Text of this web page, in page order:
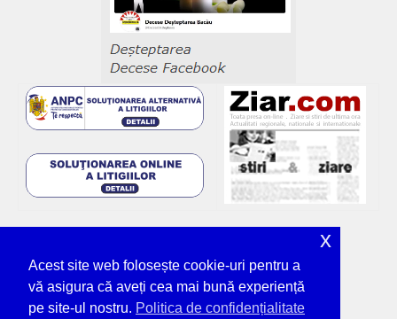
Acest site web folosește cookie-uri pentru a
vă asigura că aveți cea mai bună experiență
pe site-ul nostru. Politica de confidențialitate
x